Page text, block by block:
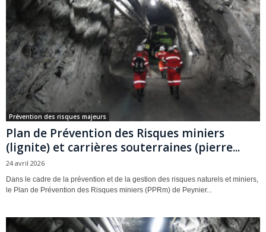
Prévention des risques majeurs
Plan de Prévention des Risques miniers
(lignite) et carrières souterraines (pierre...
24 avril 2026
Dans le cadre de la prévention et de la gestion des risques naturels et miniers,
le Plan de Prévention des Risques miniers (PPRm) de Peynier...